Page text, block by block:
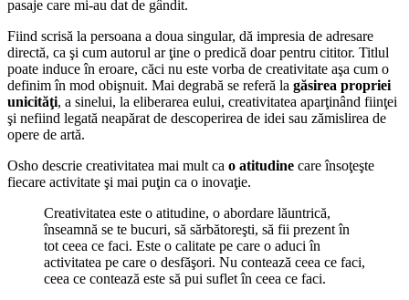
pasaje care mi-au dat de gândit.
Fiind scrisă la persoana a doua singular, dă impresia de adresare
directă, ca şi cum autorul ar ţine o predică doar pentru cititor. Titlul
poate induce în eroare, căci nu este vorba de creativitate aşa cum o
definim în mod obişnuit. Mai degrabă se referă la găsirea propriei
unicităţi, a sinelui, la eliberarea eului, creativitatea aparţinând fiinţei
şi nefiind legată neapărat de descoperirea de idei sau zămislirea de
opere de artă.
Osho descrie creativitatea mai mult ca o atitudine care însoţeşte
fiecare activitate şi mai puţin ca o inovaţie.
Creativitatea este o atitudine, o abordare lăuntrică,
înseamnă se te bucuri, să sărbătoreşti, să fii prezent în
tot ceea ce faci. Este o calitate pe care o aduci în
activitatea pe care o desfăşori. Nu contează ceea ce faci,
ceea ce contează este să pui suflet în ceea ce faci.